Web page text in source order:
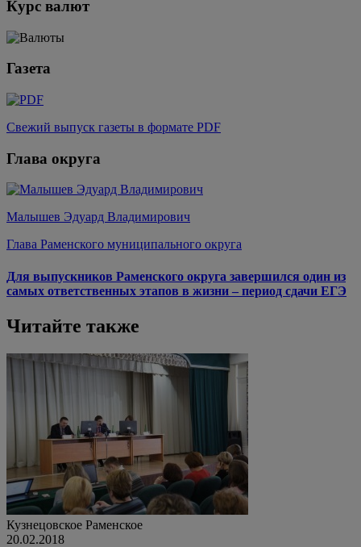
Курс валют
Газета
Свежий выпуск газеты в формате PDF
Глава округа
Малышев Эдуард Владимирович
Глава Раменского муниципального округа
Для выпускников Раменского округа завершился один из
самых ответственных этапов в жизни – период сдачи ЕГЭ
Читайте также
Кузнецовское Раменское
20.02.2018